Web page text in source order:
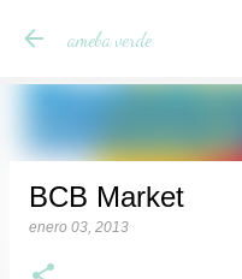
ameba verde
BCB Market
enero 03, 2013